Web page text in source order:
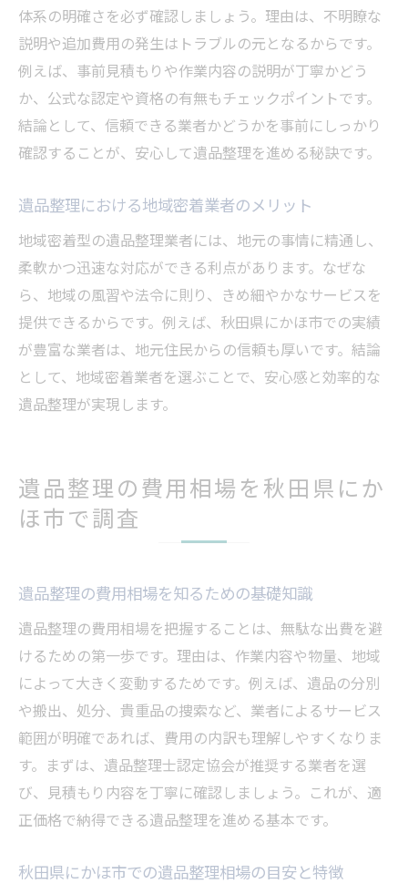
体系の明確さを必ず確認しましょう。理由は、不明瞭な
説明や追加費用の発生はトラブルの元となるからです。
例えば、事前見積もりや作業内容の説明が丁寧かどう
か、公式な認定や資格の有無もチェックポイントです。
結論として、信頼できる業者かどうかを事前にしっかり
確認することが、安心して遺品整理を進める秘訣です。
遺品整理における地域密着業者のメリット
地域密着型の遺品整理業者には、地元の事情に精通し、
柔軟かつ迅速な対応ができる利点があります。なぜな
ら、地域の風習や法令に則り、きめ細やかなサービスを
提供できるからです。例えば、秋田県にかほ市での実績
が豊富な業者は、地元住民からの信頼も厚いです。結論
として、地域密着業者を選ぶことで、安心感と効率的な
遺品整理が実現します。
遺品整理の費用相場を秋田県にか
ほ市で調査
遺品整理の費用相場を知るための基礎知識
遺品整理の費用相場を把握することは、無駄な出費を避
けるための第一歩です。理由は、作業内容や物量、地域
によって大きく変動するためです。例えば、遺品の分別
や搬出、処分、貴重品の捜索など、業者によるサービス
範囲が明確であれば、費用の内訳も理解しやすくなりま
す。まずは、遺品整理士認定協会が推奨する業者を選
び、見積もり内容を丁寧に確認しましょう。これが、適
正価格で納得できる遺品整理を進める基本です。
秋田県にかほ市での遺品整理相場の目安と特徴